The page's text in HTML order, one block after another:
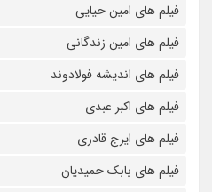
فیلم های امین حیایی
فیلم های امین زندگانی
فیلم های اندیشه فولادوند
فیلم های اکبر عبدی
فیلم های ایرج قادری
فیلم های بابک حمیدیان